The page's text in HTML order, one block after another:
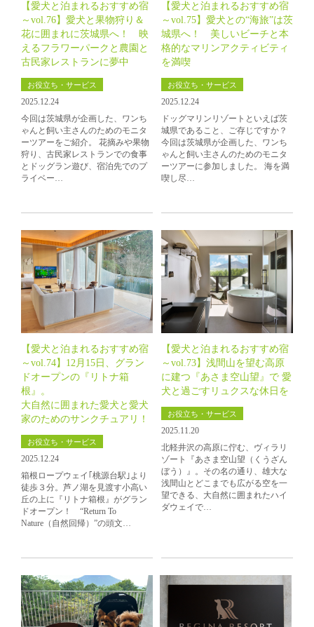
【愛犬と泊まれるおすすめ宿
～vol.76】愛犬と果物狩り＆
花に囲まれに茨城県へ！ 映
えるフラワーパークと農園と
古民家レストランに夢中
お役立ち・サービス
2025.12.24
今回は茨城県が企画した、ワンち
ゃんと飼い主さんのためのモニタ
ーツアーをご紹介。 花摘みや果物
狩り、古民家レストランでの食事
とドッグラン遊び、宿泊先でのプ
ライベー…
【愛犬と泊まれるおすすめ宿
～vol.75】愛犬との“海旅”は茨
城県へ！ 美しいビーチと本
格的なマリンアクティビティ
を満喫
お役立ち・サービス
2025.12.24
ドッグマリンリゾートといえば茨
城県であること、ご存じですか？
今回は茨城県が企画した、ワンち
ゃんと飼い主さんのためのモニタ
ーツアーに参加しました。 海を満
喫し尽…
【愛犬と泊まれるおすすめ宿
～vol.74】12月15日、グラン
ドオープンの『リトナ箱
根』。
大自然に囲まれた愛犬と愛犬
家のためのサンクチュアリ！
お役立ち・サービス
2025.12.24
箱根ロープウェイ｢桃源台駅｣より
徒歩３分。芦ノ湖を見渡す小高い
丘の上に『リトナ箱根』がグラン
ドオープン！ “Return To
Nature（自然回帰）”の頭文…
【愛犬と泊まれるおすすめ宿
～vol.73】浅間山を望む高原
に建つ『あさま空山望』で 愛
犬と過ごすリュクスな休日を
お役立ち・サービス
2025.11.20
北軽井沢の高原に佇む、ヴィラリ
ゾート『あさま空山望（くうざん
ぼう）』。その名の通り、雄大な
浅間山とどこまでも広がる空を一
望できる、大自然に囲まれたハイ
ダウェイで…